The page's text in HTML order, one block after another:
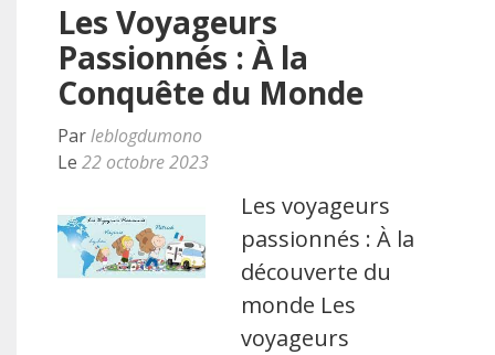
Les Voyageurs
Passionnés : À la
Conquête du Monde
Parleblogdumono
Le 22 octobre 2023
Les voyageurs
passionnés : À la
découverte du
monde Les
voyageurs